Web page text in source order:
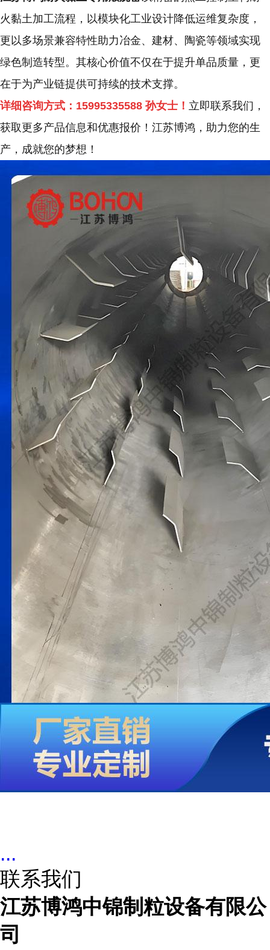
火黏土加工流程，以模块化工业设计降低运维复杂度，
更以多场景兼容特性助力冶金、建材、陶瓷等领域实现
绿色制造转型。其核心价值不仅在于提升单品质量，更
在于为产业链提供可持续的技术支撑。
详细咨询方式： 15995335588 孙女士！ 立即联系我们，
获取更多产品信息和优惠报价！ 江苏博鸿， 助力您的生
产，成就您的梦想！
...
联系我们
江苏博鸿中锦制粒设备有限公
司